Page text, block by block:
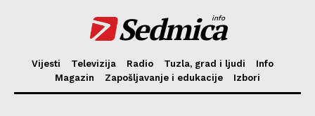
Sedmica
info
Vijesti Televizija Radio Tuzla, grad i ljudi
Info
Magazin
Zapošljavanje i edukacije Izbori